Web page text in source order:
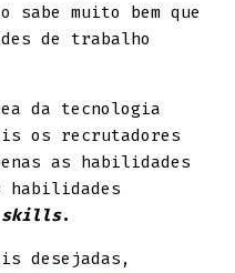
sabe muito bem que
de trabalho
da tecnologia
os recrutadores
as habilidades
habilidades
.
desejadas,